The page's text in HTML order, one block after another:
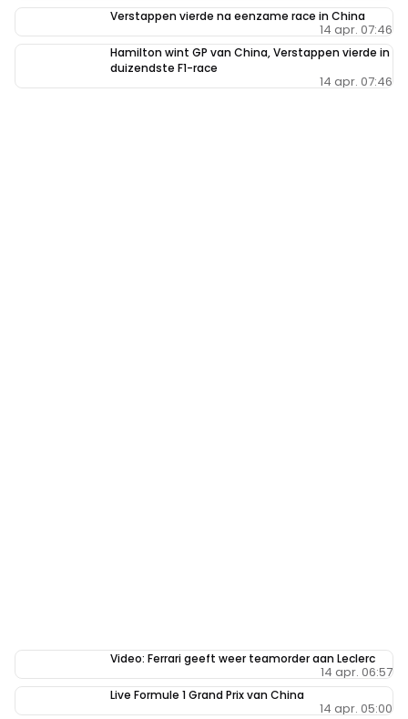
Verstappen vierde na eenzame race in China
14 apr. 07:46
Hamilton wint GP van China, Verstappen vierde in
duizendste F1-race
14 apr. 07:46
Video: Ferrari geeft weer teamorder aan Leclerc
14 apr. 06:57
Live Formule 1 Grand Prix van China
14 apr. 05:00